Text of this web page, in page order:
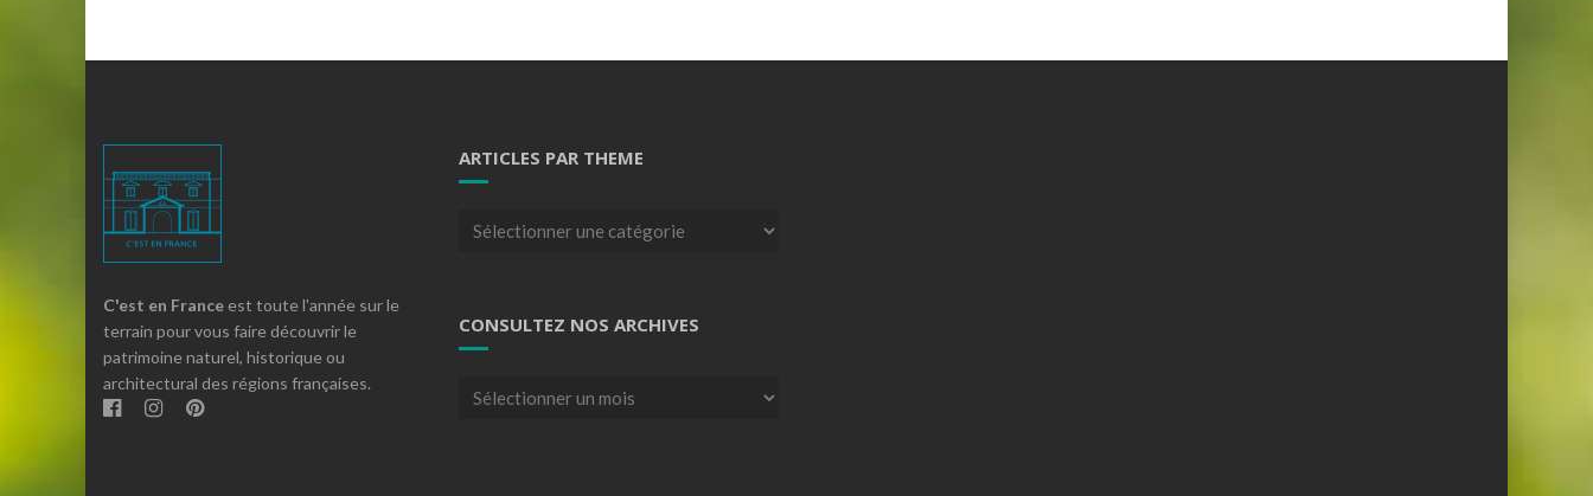
C'est en France est toute l'année sur le
terrain pour vous faire découvrir le
patrimoine naturel, historique ou
architectural des régions françaises.
ARTICLES PAR THEME
Articles
CONSULTEZ NOS ARCHIVES
Consultez